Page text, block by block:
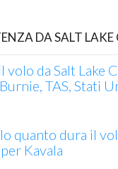
DA SALT LAKE
da Salt Lake
TAS, Stati
quanto dura il
Kavala